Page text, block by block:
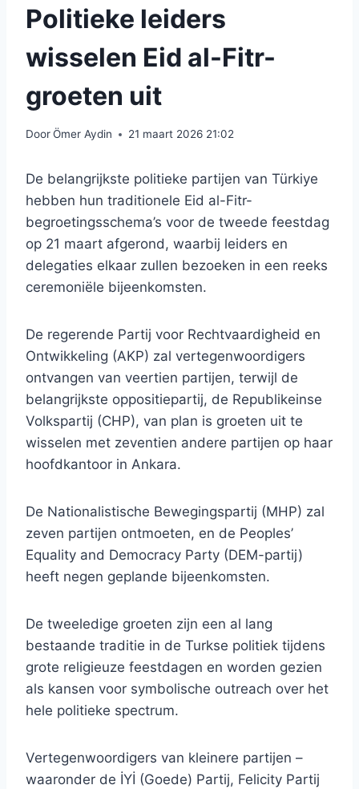
Politieke leiders
wisselen Eid al-Fitr-
groeten uit
DoorÖmer Aydin 21 maart 2026 21:02
De belangrijkste politieke partijen van Türkiye
hebben hun traditionele Eid al-Fitr-
begroetingsschema’s voor de tweede feestdag
op 21 maart afgerond, waarbij leiders en
delegaties elkaar zullen bezoeken in een reeks
ceremoniële bijeenkomsten.
De regerende Partij voor Rechtvaardigheid en
Ontwikkeling (AKP) zal vertegenwoordigers
ontvangen van veertien partijen, terwijl de
belangrijkste oppositiepartij, de Republikeinse
Volkspartij (CHP), van plan is groeten uit te
wisselen met zeventien andere partijen op haar
hoofdkantoor in Ankara.
De Nationalistische Bewegingspartij (MHP) zal
zeven partijen ontmoeten, en de Peoples’
Equality and Democracy Party (DEM-partij)
heeft negen geplande bijeenkomsten.
De tweeledige groeten zijn een al lang
bestaande traditie in de Turkse politiek tijdens
grote religieuze feestdagen en worden gezien
als kansen voor symbolische outreach over het
hele politieke spectrum.
Vertegenwoordigers van kleinere partijen –
waaronder de İYİ (Goede) Partij, Felicity Partij